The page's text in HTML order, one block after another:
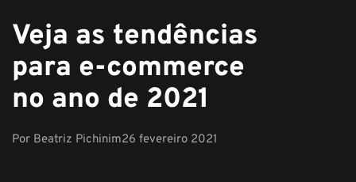
Veja as tendências
para e-commerce
no ano de 2021
Por Beatriz Pichinim26 fevereiro 2021